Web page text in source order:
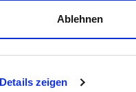
Details zeigen
Ablehnen
IT 01133190353